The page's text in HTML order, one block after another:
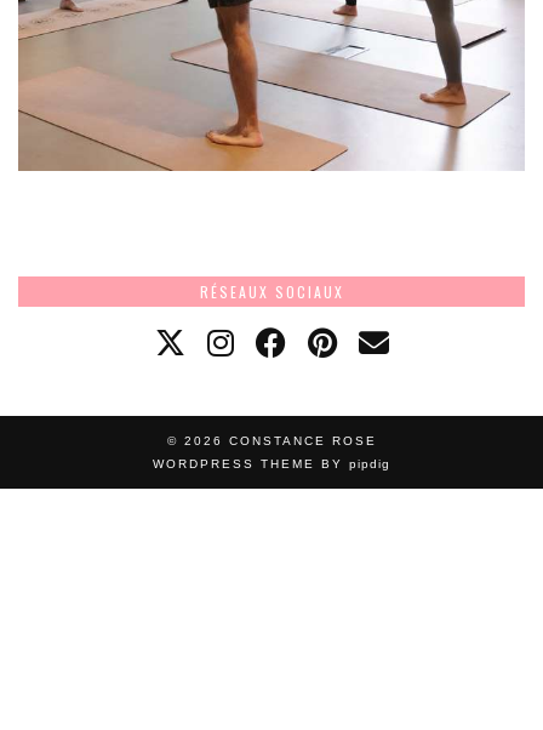
RÉSEAUX SOCIAUX
© 2026 CONSTANCE ROSE
WORDPRESS THEME BY pipdig